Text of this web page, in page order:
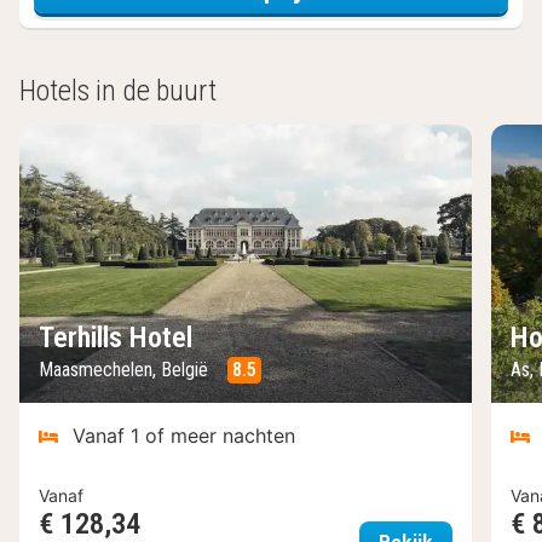
Hotels in de buurt
Terhills Hotel
Maasmechelen, België 8.5
Vanaf 1 of meer nachten
Vanaf
€ 128,34
As,
€